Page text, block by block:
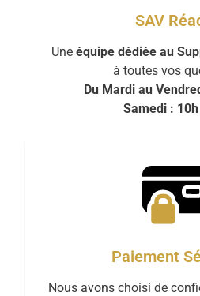
SAV
Une équipe dédiée au
à toutes vos
Du Mardi au
Samedi :
Paiement
Nous avons choisi de